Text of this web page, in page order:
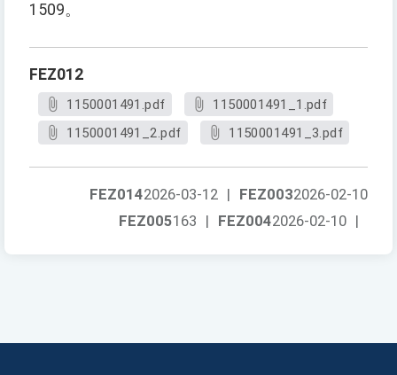
1509。
FEZ012
1150001491.pdf
1150001491_1.pdf
1150001491_2.pdf
1150001491_3.pdf
FEZ0032026-02-10
FEZ0142026-03-12 |
FEZ0042026-02-10 |
FEZ005163 |